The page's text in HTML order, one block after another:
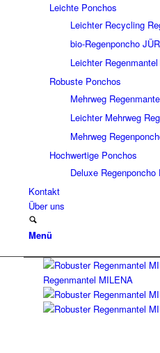
Leichte Ponchos
Leichter Recycling
bio-Regenponcho
Leichter
Robuste Ponchos
Mehrweg
Leichter Mehrweg
Mehrweg
Hochwertige Ponchos
Deluxe Regenponcho
Kontakt
Über uns
Menü
Regenmantel MILENA